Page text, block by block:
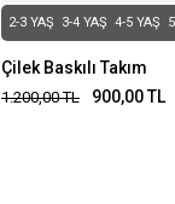
2-3 YAŞ 3-4 YAŞ 4-5 YAŞ
Çilek Baskılı Takım
1.200,00TL 900,00TL